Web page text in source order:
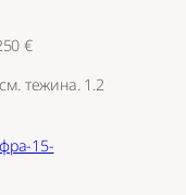
€
тежина. 1.2